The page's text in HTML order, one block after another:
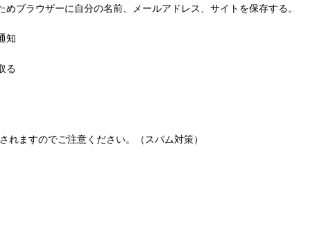
ブラウザーに自分の名前、メールアドレス、サイトを保存する。
知
る
れますのでご注意ください。（スパム対策）